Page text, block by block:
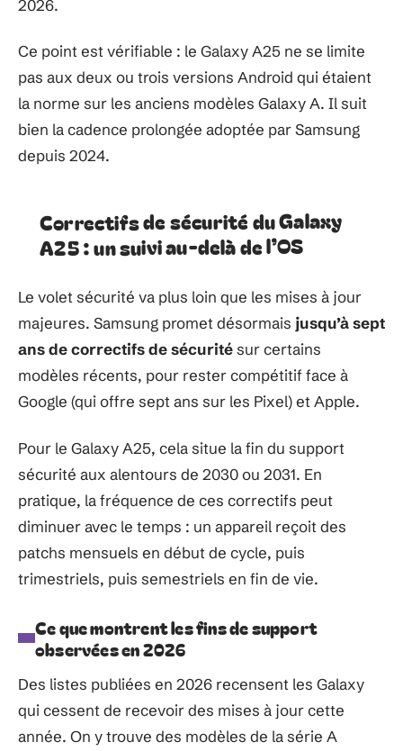
2026.
Ce point est vérifiable : le Galaxy A25 ne se limite
pas aux deux ou trois versions Android qui étaient
la norme sur les anciens modèles Galaxy A. Il suit
bien la cadence prolongée adoptée par Samsung
depuis 2024.
Correctifs de sécurité du Galaxy
A25 : un suivi au-delà de l’OS
Le volet sécurité va plus loin que les mises à jour
majeures. Samsung promet désormais jusqu’à sept
ans de correctifs de sécuritésur certains
modèles récents, pour rester compétitif face à
Google (qui offre sept ans sur les Pixel) et Apple.
Pour le Galaxy A25, cela situe la fin du support
sécurité aux alentours de 2030 ou 2031. En
pratique, la fréquence de ces correctifs peut
diminuer avec le temps : un appareil reçoit des
patchs mensuels en début de cycle, puis
trimestriels, puis semestriels en fin de vie.
Ce que montrent les fins de support
observées en 2026
Des listes publiées en 2026 recensent les Galaxy
qui cessent de recevoir des mises à jour cette
année. On y trouve des modèles de la série A